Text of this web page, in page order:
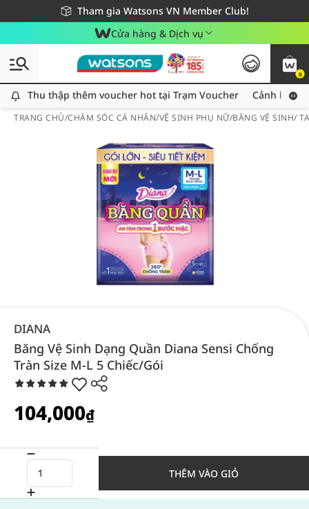
Tham gia Watsons VN Member Club!
Miễn phí giao hàng cho đơn hàng từ 249,000Đ
Giao hàng nhanh 24h - Áp dụng khu vực TP. Hồ Chí Minh
Cửa hàng & Dịch vụ
0
Thu thập thêm voucher hot tại Trạm Voucher
Thu thập thêm voucher hot tại Trạm Voucher Cảnh báo
TRANG CHỦ/CHĂM SÓC CÁ NHÂN/VỆ SINH PHỤ NỮ/BĂNG VỆ SINH/
DIANA
Băng Vệ Sinh Dạng Quần Diana Sensi Chống
Tràn Size M-L 5 Chiếc/Gói
104,000₫
THÊM VÀO GIỎ